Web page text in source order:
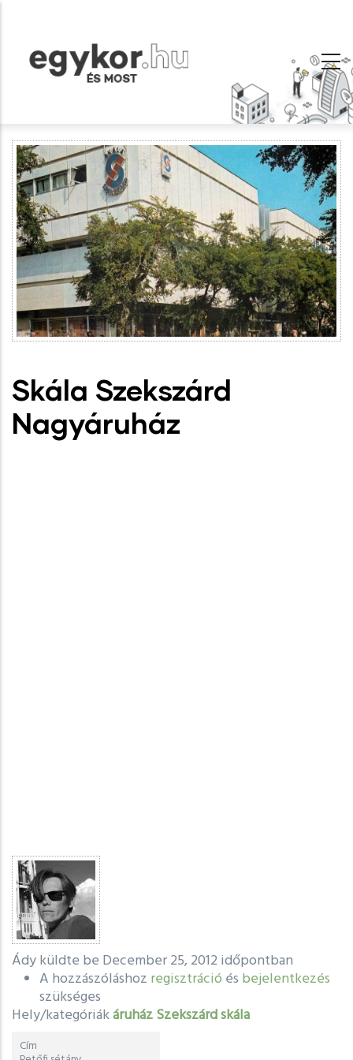
tartalomra
Skála Szekszárd
Nagyáruház
Ádyküldte be December 25, 2012 időpontban
A hozzászóláshoz regisztráció és bejelentkezés
szükséges
Hely/kategóriákáruházSzekszárdskála
Cím